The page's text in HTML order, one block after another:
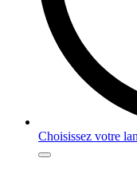
Choisissez votre